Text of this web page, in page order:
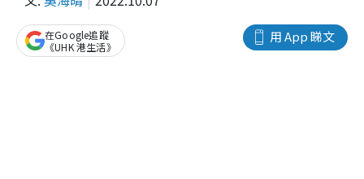
用 App 睇文
在Google追蹤
《UHK 港生活》